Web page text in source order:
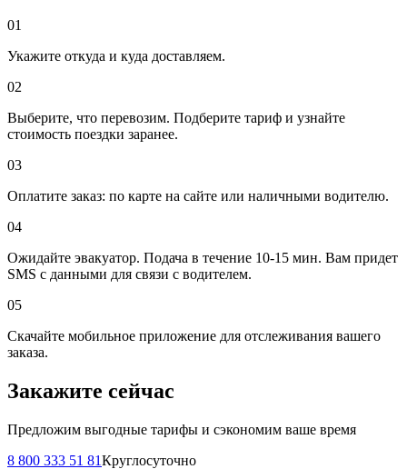
01
Укажите откуда и куда доставляем.
02
Выберите, что перевозим. Подберите тариф и узнайте
стоимость поездки заранее.
03
Оплатите заказ: по карте на сайте или наличными водителю.
04
Ожидайте эвакуатор. Подача в течение 10-15 мин. Вам придет
SMS с данными для связи с водителем.
05
Скачайте мобильное приложение для отслеживания вашего
заказа.
Закажите сейчас
Предложим выгодные тарифы и сэкономим ваше время
8 800 333 51 81Круглосуточно